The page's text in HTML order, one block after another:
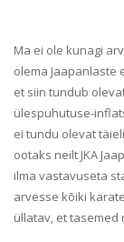
Ma ei ole kunagi
olema Jaapanlaste
et siin tundub
ülespuhutuse-
ei tundu olevat
ootaks neilt JKA
ilma vastavuseta
arvesse kõiki
üllatav, et tasemed